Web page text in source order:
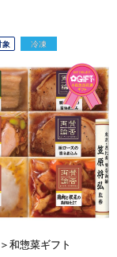
象 冷凍
和惣菜ギフト